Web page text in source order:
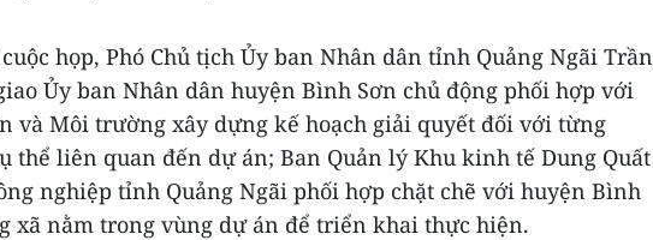
họp, Phó Chủ tịch Ủy ban Nhân dân tỉnh Quảng Ngãi Trần
Ủy ban Nhân dân huyện Bình Sơn chủ động phối hợp với
và Môi trường xây dựng kế hoạch giải quyết đối với từng
thể liên quan đến dự án; Ban Quản lý Khu kinh tế Dung Quất
nghiệp tỉnh Quảng Ngãi phối hợp chặt chẽ với huyện Bình
xã nằm trong vùng dự án để triển khai thực hiện.